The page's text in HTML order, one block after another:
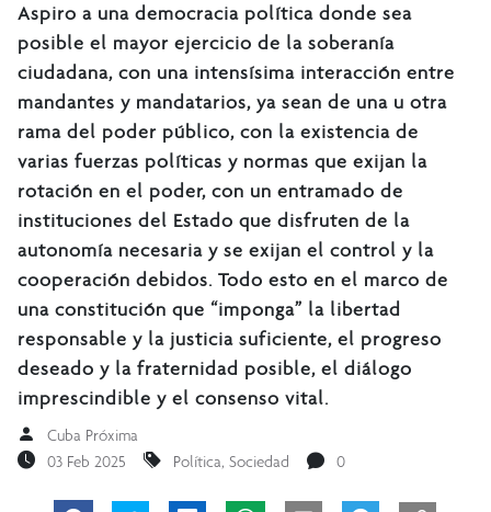
Aspiro a una democracia política donde sea
posible el mayor ejercicio de la soberanía
ciudadana, con una intensísima interacción entre
mandantes y mandatarios, ya sean de una u otra
rama del poder público, con la existencia de
varias fuerzas políticas y normas que exijan la
rotación en el poder, con un entramado de
instituciones del Estado que disfruten de la
autonomía necesaria y se exijan el control y la
cooperación debidos. Todo esto en el marco de
una constitución que “imponga” la libertad
responsable y la justicia suficiente, el progreso
deseado y la fraternidad posible, el diálogo
imprescindible y el consenso vital.
Cuba Próxima
03 Feb 2025
Política, Sociedad 0